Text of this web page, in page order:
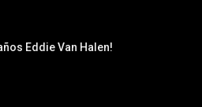
Eddie Van Halen!